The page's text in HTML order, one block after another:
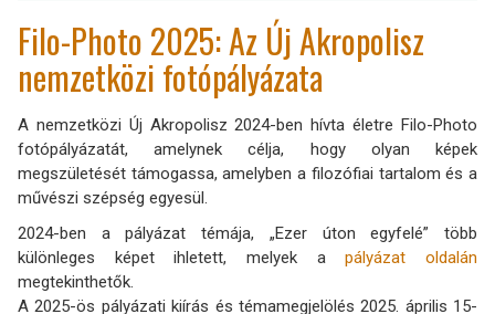
Filo-Photo 2025: Az Új Akropolisz
nemzetközi fotópályázata
A nemzetközi Új Akropolisz 2024-ben hívta életre Filo-Photo
fotópályázatát, amelynek célja, hogy olyan képek
megszületését támogassa, amelyben a filozófiai tartalom és a
művészi szépség egyesül.
2024-ben a pályázat témája, „Ezer úton egyfelé” több
különleges képet ihletett, melyek apályázat oldalán
megtekinthetők.
A 2025-ös pályázati kiírás és témamegjelölés 2025. április 15-